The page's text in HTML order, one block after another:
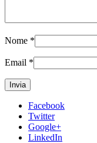
Nome *
Email *
Facebook
Twitter
Google+
LinkedIn